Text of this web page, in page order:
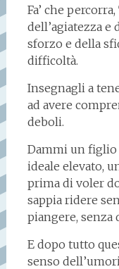
Fa’ che
dell’agiatezza e
sforzo e della
difficoltà.
Insegnagli a
ad avere
deboli.
Dammi un figlio
ideale elevato,
prima di voler
sappia ridere
piangere, senza
E dopo tutto
senso